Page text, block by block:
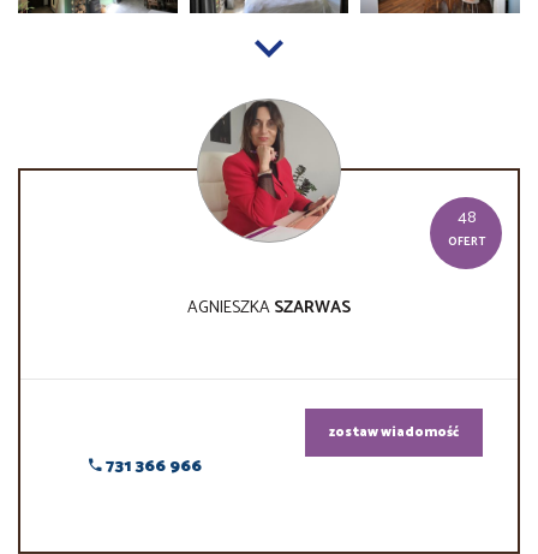
48
OFERT
AGNIESZKASZARWAS
731 366 966
zostaw wiadomość